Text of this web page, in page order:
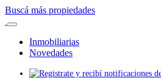
Buscá más propiedades
Inmobiliarias
Novedades